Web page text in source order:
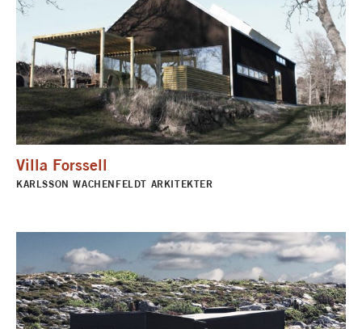
Villa Forssell
KARLSSON WACHENFELDT ARKITEKTER